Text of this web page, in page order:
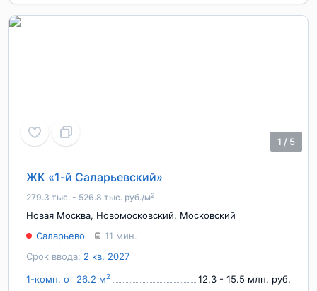
1 / 5
ЖК «1-й Саларьевский»
279.3 тыс. - 526.8 тыс. руб./м2
Новая Москва, Новомосковский, Московский
Срок ввода: 2 кв. 2027
Саларьево 11 мин.
1-комн. от 26.2 м2
12.3 - 15.5 млн. руб.